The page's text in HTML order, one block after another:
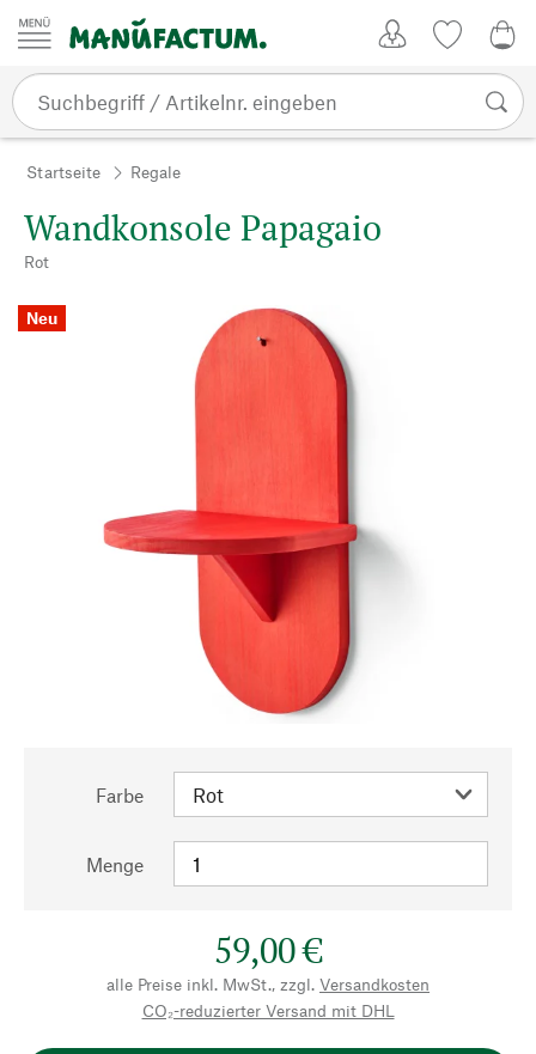
Zum Inhalt springen
Startseite Regale
Wandkonsole Papagaio
Rot
Neu
Farbe
Menge
59,00 €
alle Preise inkl. MwSt., zzgl. Versandkosten
CO₂-reduzierter Versand mit DHL